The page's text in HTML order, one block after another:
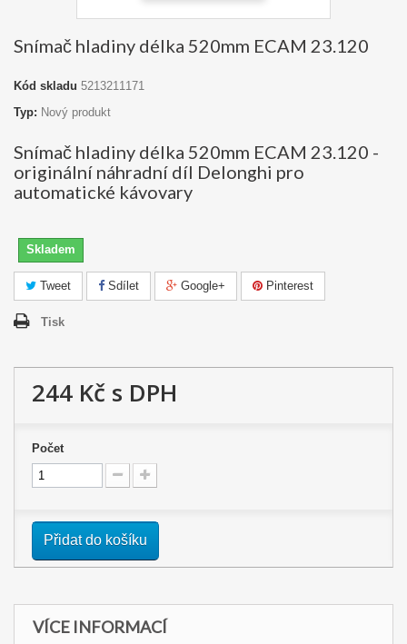
Snímač hladiny délka 520mm ECAM 23.120
Kód skladu 5213211171
Typ: Nový produkt
Snímač hladiny délka 520mm ECAM 23.120 -
originální náhradní díl Delonghi pro
automatické kávovary
Skladem
Tweet Sdílet Google+ Pinterest
Tisk
244 Kč s DPH
Počet
Přidat do košíku
VÍCE INFORMACÍ